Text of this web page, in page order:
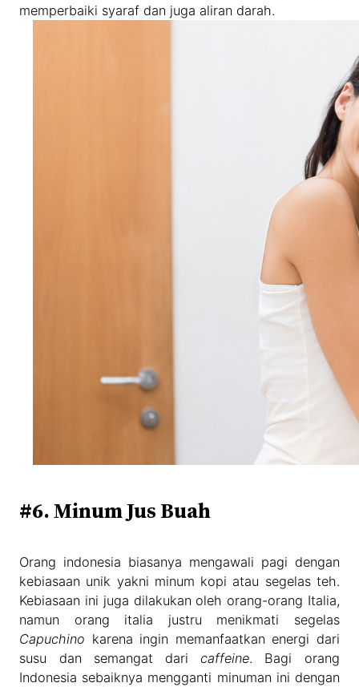
memperbaiki syaraf dan juga aliran darah.
#6. Minum Jus Buah
Orang indonesia biasanya mengawali pagi dengan
kebiasaan unik yakni minum kopi atau segelas teh.
Kebiasaan ini juga dilakukan oleh orang-orang Italia,
namun orang italia justru menikmati segelas
Capuchino karena ingin memanfaatkan energi dari
susu dan semangat daricaffeine. Bagi orang
Indonesia sebaiknya mengganti minuman ini dengan